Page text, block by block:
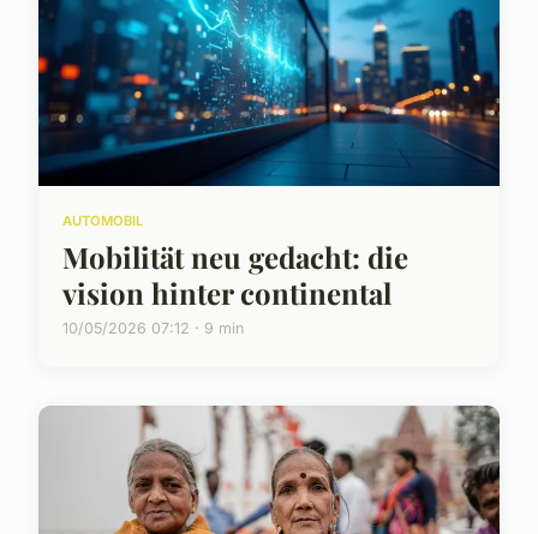
AUTOMOBIL
Mobilität neu gedacht: die
vision hinter continental
10/05/2026 07:12 · 9 min